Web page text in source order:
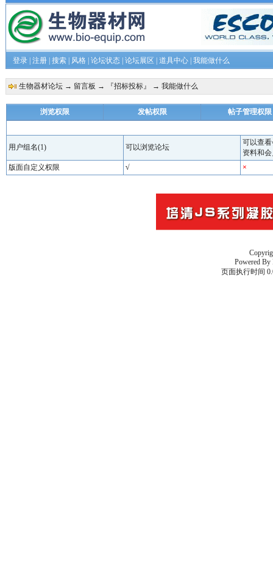
登录| 注册| 搜索| 风格| 论坛状态| 论坛展区 道具中心| 我能做什么
生物器材论坛→ 留言板 → 『招标投标』 → 我能做什么
浏览权限 发帖权限 帖子管理权限
用户组名(1) 可以浏览论坛
可以查
资料和
版面自定义权限
√ ×
Powered By
页面执行时间